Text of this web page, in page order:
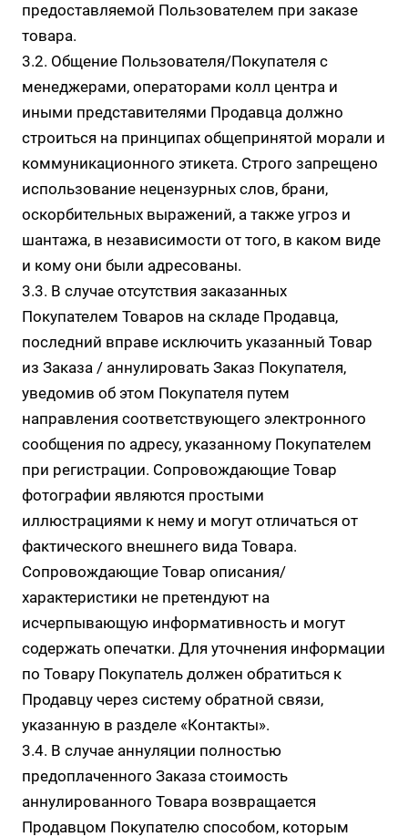
предоставляемой Пользователем при заказе
товара.
3.2. Общение Пользователя/Покупателя с
менеджерами, операторами колл центра и
иными представителями Продавца должно
строиться на принципах общепринятой морали и
коммуникационного этикета. Строго запрещено
использование нецензурных слов, брани,
оскорбительных выражений, а также угроз и
шантажа, в независимости от того, в каком виде
и кому они были адресованы.
3.3. В случае отсутствия заказанных
Покупателем Товаров на складе Продавца,
последний вправе исключить указанный Товар
из Заказа / аннулировать Заказ Покупателя,
уведомив об этом Покупателя путем
направления соответствующего электронного
сообщения по адресу, указанному Покупателем
при регистрации. Сопровождающие Товар
фотографии являются простыми
иллюстрациями к нему и могут отличаться от
фактического внешнего вида Товара.
Сопровождающие Товар описания/
характеристики не претендуют на
исчерпывающую информативность и могут
содержать опечатки. Для уточнения информации
по Товару Покупатель должен обратиться к
Продавцу через систему обратной связи,
указанную в разделе «Контакты».
3.4. В случае аннуляции полностью
предоплаченного Заказа стоимость
аннулированного Товара возвращается
Продавцом Покупателю способом, которым